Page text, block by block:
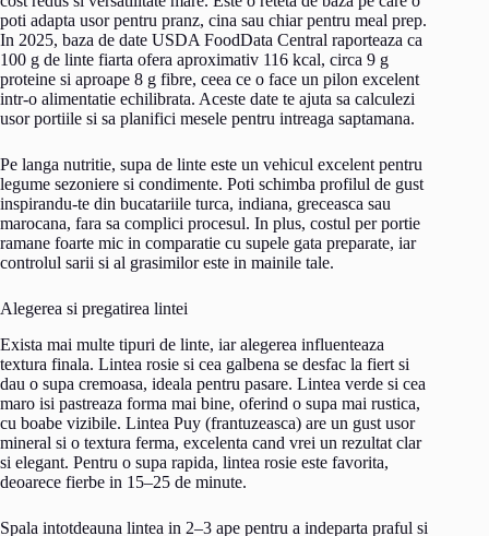
poti adapta usor pentru pranz, cina sau chiar pentru meal prep.
In 2025, baza de date USDA FoodData Central raporteaza ca
100 g de linte fiarta ofera aproximativ 116 kcal, circa 9 g
proteine si aproape 8 g fibre, ceea ce o face un pilon excelent
intr-o alimentatie echilibrata. Aceste date te ajuta sa calculezi
usor portiile si sa planifici mesele pentru intreaga saptamana.
Pe langa nutritie, supa de linte este un vehicul excelent pentru
legume sezoniere si condimente. Poti schimba profilul de gust
inspirandu-te din bucatariile turca, indiana, greceasca sau
marocana, fara sa complici procesul. In plus, costul per portie
ramane foarte mic in comparatie cu supele gata preparate, iar
controlul sarii si al grasimilor este in mainile tale.
Alegerea si pregatirea lintei
Exista mai multe tipuri de linte, iar alegerea influenteaza
textura finala. Lintea rosie si cea galbena se desfac la fiert si
dau o supa cremoasa, ideala pentru pasare. Lintea verde si cea
maro isi pastreaza forma mai bine, oferind o supa mai rustica,
cu boabe vizibile. Lintea Puy (frantuzeasca) are un gust usor
mineral si o textura ferma, excelenta cand vrei un rezultat clar
si elegant. Pentru o supa rapida, lintea rosie este favorita,
deoarece fierbe in 15–25 de minute.
Spala intotdeauna lintea in 2–3 ape pentru a indeparta praful si